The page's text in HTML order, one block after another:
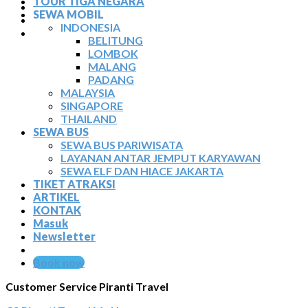
TIKET ATRAKSI
ARTIKEL
KONTAK
SEWA MOBIL
INDONESIA
BELITUNG
LOMBOK
MALANG
PADANG
MALAYSIA
SINGAPORE
THAILAND
SEWA BUS
SEWA BUS PARIWISATA
LAYANAN ANTAR JEMPUT KARYAWAN
SEWA ELF DAN HIACE JAKARTA
TIKET ATRAKSI
ARTIKEL
KONTAK
Masuk
Newsletter
Book now
Customer Service Piranti Travel